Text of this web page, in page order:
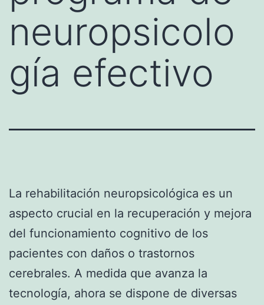
neuropsicolo
gía efectivo
La rehabilitación neuropsicológica es un
aspecto crucial en la recuperación y mejora
del funcionamiento cognitivo de los
pacientes con daños o trastornos
cerebrales. A medida que avanza la
tecnología, ahora se dispone de diversas